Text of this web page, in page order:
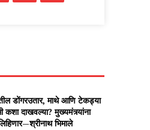
डोंगरउतार, माथे आणि टेकड्या
कशा दाखवल्या? मुख्यमंत्र्यांना
भिमाले